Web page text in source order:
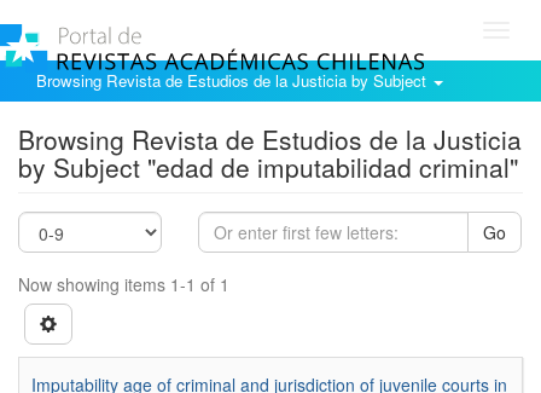
Browsing Revista de Estudios de la Justicia by Subject
Browsing Revista de Estudios de la Justicia
by Subject "edad de imputabilidad criminal"
Go
Now showing items 1-1 of 1
Imputability age of criminal and jurisdiction of juvenile courts in